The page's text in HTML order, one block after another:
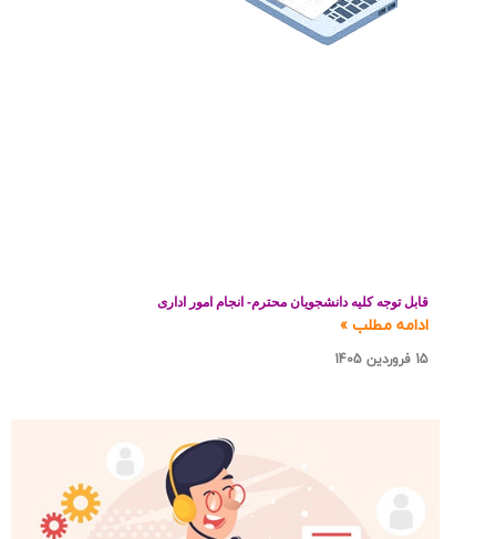
قابل توجه کلیه دانشجویان محترم- انجام امور اداری
ادامه مطلب »
15 فروردین 1405